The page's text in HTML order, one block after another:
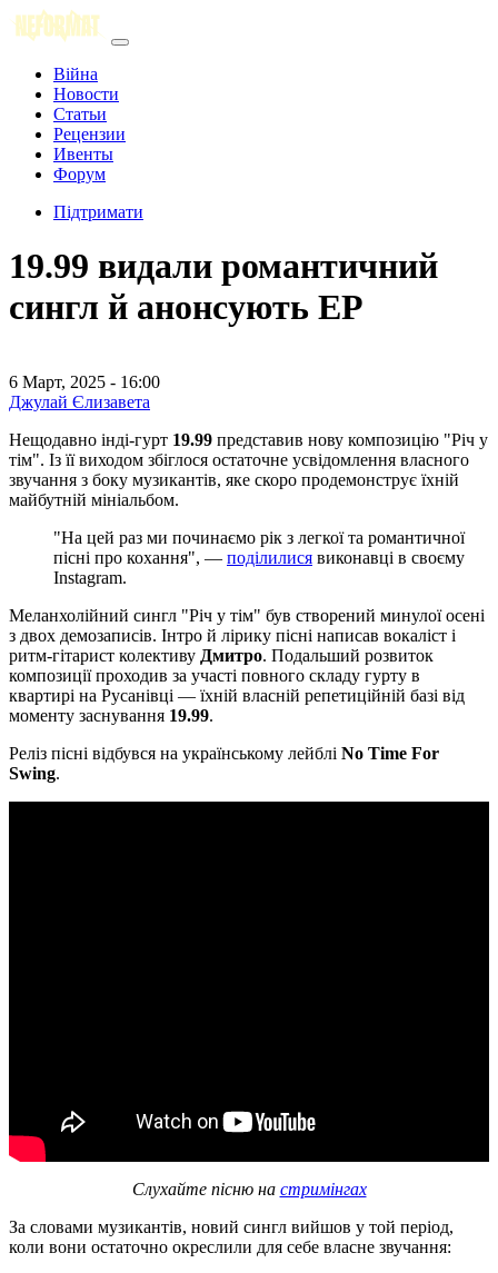
Війна
Новости
Статьи
Рецензии
Ивенты
Форум
Підтримати
19.99 видали романтичний
сингл й анонсують EP
6 Март, 2025 - 16:00
Джулай Єлизавета
Нещодавно інді-гурт 19.99 представив нову композицію "Річ у
тім". Із її виходом збіглося остаточне усвідомлення власного
звучання з боку музикантів, яке скоро продемонструє їхній
майбутній мініальбом.
"На цей раз ми починаємо рік з легкої та романтичної
пісні про кохання", — поділилися виконавці в своєму
Instagram.
Меланхолійний сингл "Річ у тім" був створений минулої осені
з двох демозаписів. Інтро й лірику пісні написав вокаліст і
ритм-гітарист колективу Дмитро. Подальший розвиток
композиції проходив за участі повного складу гурту в
квартирі на Русанівці — їхній власній репетиційній базі від
моменту заснування 19.99.
Реліз пісні відбувся на українському лейблі No Time For
Swing.
Слухайте пісню на стримінгах
За словами музикантів, новий сингл вийшов у той період,
коли вони остаточно окреслили для себе власне звучання: